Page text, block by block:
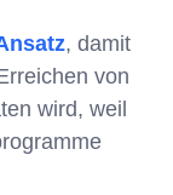
, damit
von
wird, weil